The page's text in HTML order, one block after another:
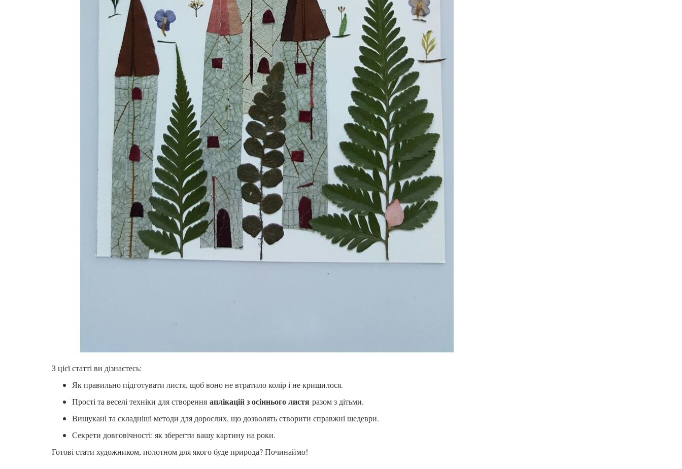
З цієї статті ви дізнаєтесь:
Як правильно підготувати листя, щоб воно не втратило колір і не кришилося.
Прості та веселі техніки для створення аплікацій з осіннього листя разом з дітьми.
Вишукані та складніші методи для дорослих, що дозволять створити справжні шедеври.
Секрети довговічності: як зберегти вашу картину на роки.
Готові стати художником, полотном для якого буде природа? Починаймо!